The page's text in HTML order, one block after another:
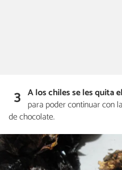
3 A los chiles se les quita
para poder continuar con
de chocolate.